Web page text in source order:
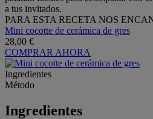
a tus invitados.
PARA ESTA RECETA NOS
Mini cocotte de cerámica de gres
28,00 €
COMPRAR AHORA
Ingredientes
Método
Ingredientes